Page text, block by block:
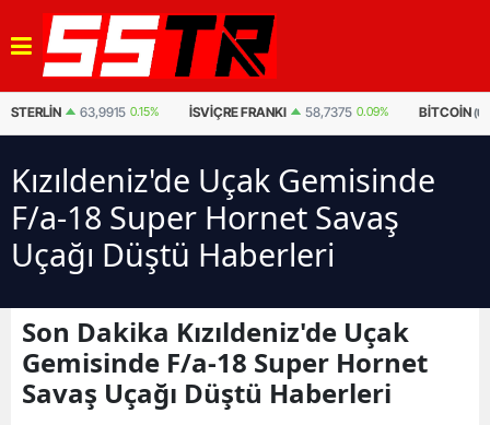
STERLIN 63,9915 0.15% İSVIÇRE FRANKI 58,7375 0.09% BITCOIN
Kızıldeniz'de Uçak Gemisinde
F/a-18 Super Hornet Savaş
Uçağı Düştü Haberleri
Son Dakika Kızıldeniz'de Uçak
Gemisinde F/a-18 Super Hornet
Savaş Uçağı Düştü Haberleri